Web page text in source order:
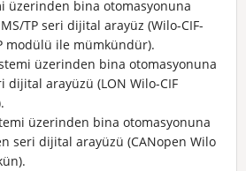
üzerinden bina otomasyonuna
TP seri dijital arayüz (Wilo-CIF-
modülü ile mümkündür).
üzerinden bina otomasyonuna
dijital arayüzü (LON Wilo-CIF
üzerinden bina otomasyonuna
seri dijital arayüzü (CANopen Wilo